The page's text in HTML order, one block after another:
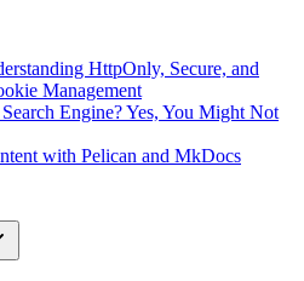
HttpOnly, Secure, and
Management
Engine? Yes, You Might Not
with Pelican and MkDocs